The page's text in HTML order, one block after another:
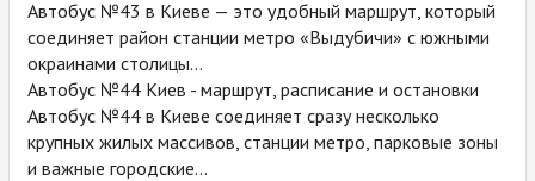
Автобус №43 в Киеве — это удобный маршрут, который
соединяет район станции метро «Выдубичи» с южными
окраинами столицы...
Автобус №44 Киев - маршрут, расписание и остановки
Автобус №44 в Киеве соединяет сразу несколько
крупных жилых массивов, станции метро, парковые зоны
и важные городские...